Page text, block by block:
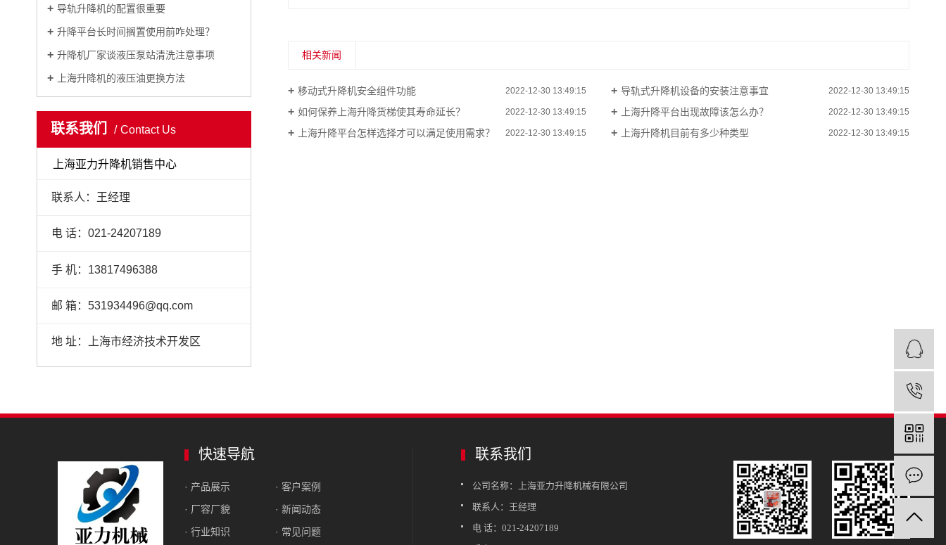
导轨升降机的配置很重要
升降平台长时间搁置使用前咋处理？
升降机厂家谈液压泵站清洗注意事项
上海升降机的液压油更换方法
联系我们 Contact Us
上海亚力升降机销售中心
联系人：王经理
电 话：021-24207189
手 机：13817496388
邮 箱：531934496@qq.com
地 址：上海市经济技术开发区
相关新闻
移动式升降机安全组件功能 2022-12-30 13:49:15 导轨式升降机设备的安装注意事宜 2022-12-30 13:49:15
如何保养上海升降货梯使其寿命延长？ 2022-12-30 13:49:15 上海升降平台出现故障该怎么办？ 2022-12-30 13:49:15
上海升降平台怎样选择才可以满足使用需求？ 2022-12-30 13:49:15 上海升降机目前有多少种类型 2022-12-30 13:49:15
快速导航
· 产品展示
· 客户案例
· 厂容厂貌
· 新闻动态
· 行业知识
· 常见问题
联系我们
公司名称：上海亚力升降机械有限公司
联系人：王经理
电 话：021-24207189